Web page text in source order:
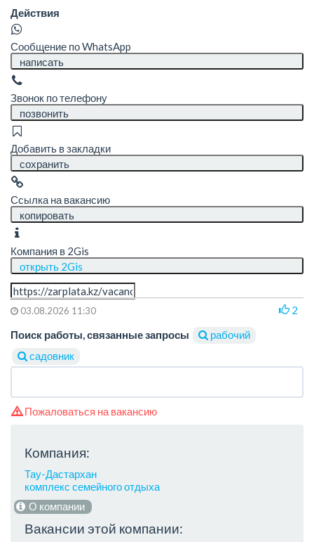
Действия
Сообщение по WhatsApp
написать
Звонок по телефону
позвонить
Добавить в закладки
сохранить
Ссылка на вакансию
копировать
Компания в 2Gis
открыть 2Gis
03.08.2026 11:30
2
Поиск работы, связанные запросы
рабочий
садовник
Пожаловаться на вакансию
Компания:
Тау-Дастархан
комплекс семейного отдыха
О компании
Вакансии этой компании: